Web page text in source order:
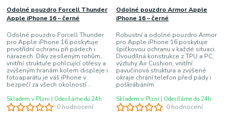
0 hodnocení
Odolné pouzdro Forcell Thunder
Apple iPhone 16 – černé
Odolné pouzdro Forcell Thunder
pro Apple iPhone 16 poskytuje
prvotřídní ochranu při pádech i
nárazech. Díky zesíleným rohům,
vnitřní struktuře pohlcující otřesy a
zvýšeným hranám kolem displeje i
fotoaparátu je váš iPhone v
bezpečí za všech okolností...
Skladem v Plzni | Odesíláme do 24h
0 hodnocení
Odolné pouzdro Armor Apple
iPhone 16 – černé
Robustní a odolné pouzdro Armor
pro Apple iPhone 16 poskytuje
špičkovou ochranu v každé situaci.
Dvoudílná konstrukce z TPU a PC,
výztuhy Air Cushion, vnitřní
pavučinová struktura a zvýšené
okraje chrání telefon před pády i
poškrábáním.
Skladem v Plzni | Odesíláme do 24h